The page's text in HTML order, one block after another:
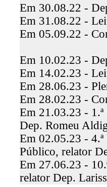
Em 30.08.22 -
Em 31.08.22 -
Em 05.09.22 -
Em 10.02.23 -
Em 14.02.23 -
Em 28.06.23 -
Em 28.02.23 -
Em 21.03.23 - 1.ª
Dep. Romeu
Em 02.05.23 -
Público, relator
Em 27.06.23 -
relator Dep.